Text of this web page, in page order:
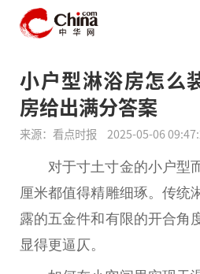
小户型淋浴房怎么
房给出满分答案
来源：看点时报 2025-05-06
对于寸土寸金的小户型
厘米都值得精雕细琢。传统
露的五金件和有限的开合角
显得更逼仄。